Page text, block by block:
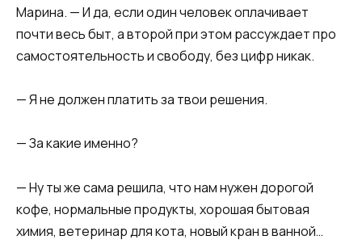
Марина. — И да, если один человек оплачивает
почти весь быт, а второй при этом рассуждает про
самостоятельность и свободу, без цифр никак.
— Я не должен платить за твои решения.
— За какие именно?
— Ну ты же сама решила, что нам нужен дорогой
кофе, нормальные продукты, хорошая бытовая
химия, ветеринар для кота, новый кран в ванной…